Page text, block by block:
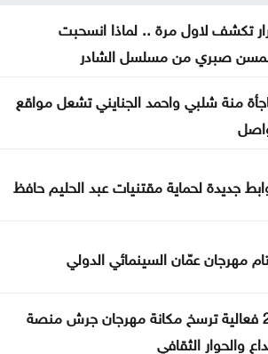
تكشف لاول مرة .. لماذا انسحبت
صبري من مسلسل الشادر
منة شلبي واحمد الجنايني تشعل مواقع
جديدة لحماية مقتنيات عبد الحليم حافظ
مهرجان عمّان السينمائي الدولي
226 فعالية ترسخ مكانة مهرجان جرش منصة
والحوار الثقافي